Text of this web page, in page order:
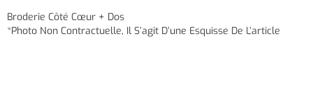
Broderie Côté Cœur + Dos
*Photo Non Contractuelle, Il S’agit D’une Esquisse De L’article